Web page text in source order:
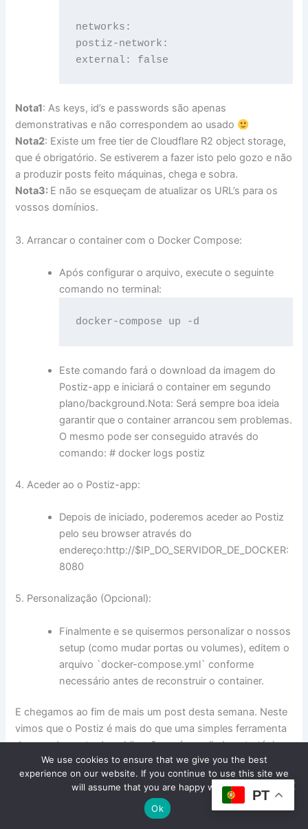
networks:
postiz-network:
external: false
Nota1: As keys, id’s e passwords são apenas
demonstrativas e não correspondem ao usado
Nota2: Existe um free tier de Cloudflare R2 object storage,
que é obrigatório. Se estiverem a fazer isto pelo gozo e não
a produzir posts feito máquinas, chega e sobra.
Nota3: E não se esqueçam de atualizar os URL’s para os
vossos domínios.
3. Arrancar o container com o Docker Compose:
Após configurar o arquivo, execute o seguinte
comando no terminal:
docker-compose up -d
Este comando fará o download da imagem do
Postiz-app e iniciará o container em segundo
plano/background.Nota: Será sempre boa ideia
garantir que o container arrancou sem problemas.
O mesmo pode ser conseguido através do
comando: # docker logs postiz
4. Aceder ao o Postiz-app:
Depois de iniciado, poderemos aceder ao Postiz
pelo seu browser através do
endereço:http://$IP_DO_SERVIDOR_DE_DOCKER:
8080
5. Personalização (Opcional):
Finalmente e se quisermos personalizar o nossos
setup (como mudar portas ou volumes), editem o
arquivo `docker-compose.yml` conforme
necessário antes de reconstruir o container.
E chegamos ao fim de mais um post desta semana. Neste
vimos que o Postiz é mais do que uma simples ferramenta
de agendamento de publicações – é um aliado estratégico
para quem quer conquistar uma presença sólida e
impactante nas redes sociais profissionais ou não, seja
para influenciadores, pequenas empresas ou grandes
corporações, as suas funcionalidades adaptam-se às
PT
We use cookies to ensure that we give you the best
experience on our website. If you continue to use this site we
will assume that you are happy with it.
Ok